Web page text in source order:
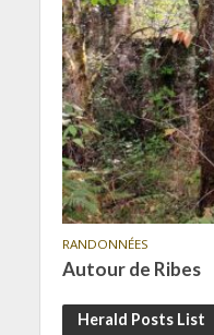
RANDONNÉES
Autour de Ribes
Herald Posts List